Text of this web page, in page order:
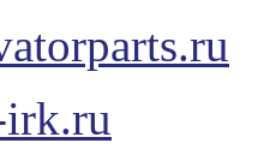
irk.ru